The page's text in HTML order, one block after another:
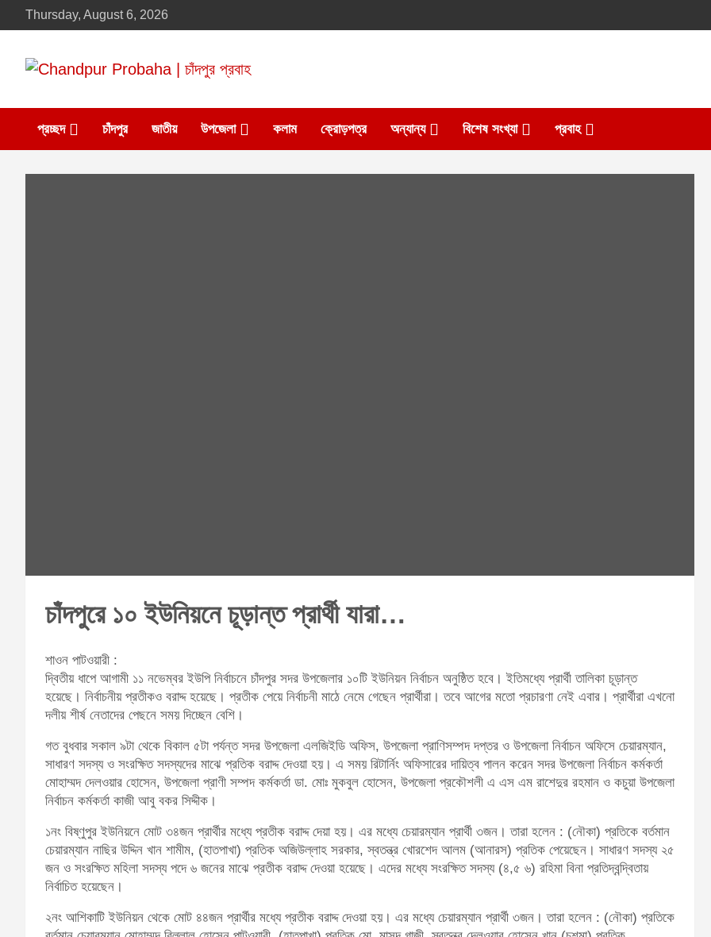
to
Thursday, August 6, 2026
Chandpur Probaha |
চাঁদপুর প্রবাহ
প্রচ্ছদ চাঁদপুর জাতীয় উপজেলা কলাম ক্রোড়পত্র অন্যান্য বিশেষ সংখ্যা প্রবাহ
চাঁদপুরে ১০ ইউনিয়নে চূড়ান্ত প্রার্থী যারা…
শাওন পাটওয়ারী :
দ্বিতীয় ধাপে আগামী ১১ নভেম্বর ইউপি নির্বাচনে চাঁদপুর সদর উপজেলার ১০টি ইউনিয়ন নির্বাচন অনুষ্ঠিত হবে। ইতিমধ্যে প্রার্থী তালিকা চূড়ান্ত
হয়েছে। নির্বাচনীয় প্রতীকও বরাদ্দ হয়েছে। প্রতীক পেয়ে নির্বাচনী মাঠে নেমে গেছেন প্রার্থীরা। তবে আগের মতো প্রচারণা নেই এবার। প্রার্থীরা এখনো
দলীয় শীর্ষ নেতাদের পেছনে সময় দিচ্ছেন বেশি।
গত বুধবার সকাল ৯টা থেকে বিকাল ৫টা পর্যন্ত সদর উপজেলা এলজিইডি অফিস, উপজেলা প্রাণিসম্পদ দপ্তর ও উপজেলা নির্বাচন অফিসে চেয়ারম্যান,
সাধারণ সদস্য ও সংরক্ষিত সদস্যদের মাঝে প্রতিক বরাদ্দ দেওয়া হয়। এ সময় রিটার্নিং অফিসারের দায়িত্ব পালন করেন সদর উপজেলা নির্বাচন কর্মকর্তা
মোহাম্মদ দেলওয়ার হোসেন, উপজেলা প্রাণী সম্পদ কর্মকর্তা ডা. মোঃ মুকবুল হোসেন, উপজেলা প্রকৌশলী এ এস এম রাশেদুর রহমান ও কচুয়া উপজেলা
নির্বাচন কর্মকর্তা কাজী আবু বকর সিদ্দীক।
১নং বিষ্ণুপুর ইউনিয়নে মোট ৩৪জন প্রার্থীর মধ্যে প্রতীক বরাদ্দ দেয়া হয়। এর মধ্যে চেয়ারম্যান প্রার্থী ৩জন। তারা হলেন : (নৌকা) প্রতিকে বর্তমান
চেয়ারম্যান নাছির উদ্দিন খান শামীম, (হাতপাখা) প্রতিক অজিউল্লাহ সরকার, স্বতন্ত্র খোরশেদ আলম (আনারস) প্রতিক পেয়েছেন। সাধারণ সদস্য ২৫
জন ও সংরক্ষিত মহিলা সদস্য পদে ৬ জনের মাঝে প্রতীক বরাদ্দ দেওয়া হয়েছে। এদের মধ্যে সংরক্ষিত সদস্য (৪,৫ ৬) রহিমা বিনা প্রতিদ্বন্দ্বিতায়
নির্বাচিত হয়েছেন।
২নং আশিকাটি ইউনিয়ন থেকে মোট ৪৪জন প্রার্থীর মধ্যে প্রতীক বরাদ্দ দেওয়া হয়। এর মধ্যে চেয়ারম্যান প্রার্থী ৩জন। তারা হলেন : (নৌকা) প্রতিকে